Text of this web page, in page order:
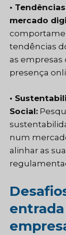
•
mercado
tendências
as
presença
•
Social:
num
alinhar as